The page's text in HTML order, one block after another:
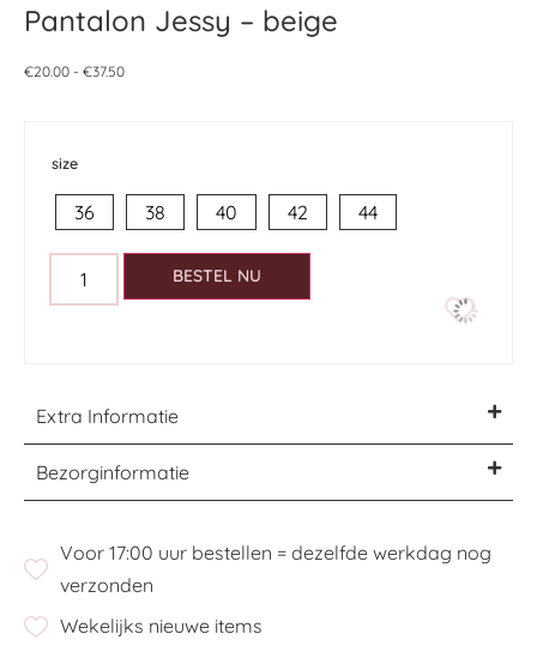
Pantalon Jessy – beige
€20.00 - €37.50
size
36 38 40 42 44
BESTEL NU
Extra Informatie
Bezorginformatie
Voor 17:00 uur bestellen = dezelfde werkdag nog
verzonden
Wekelijks nieuwe items